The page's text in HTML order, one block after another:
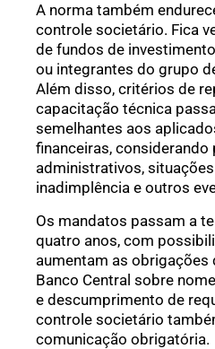
A norma também
controle societário. Fica
de fundos de
ou integrantes do grupo
Além disso, critérios de
capacitação técnica
semelhantes aos
financeiras,
administrativos,
inadimplência e outros
Os mandatos passam a
quatro anos, com
aumentam as obrigações
Banco Central sobre
e descumprimento de
controle societário
comunicação obrigatória.